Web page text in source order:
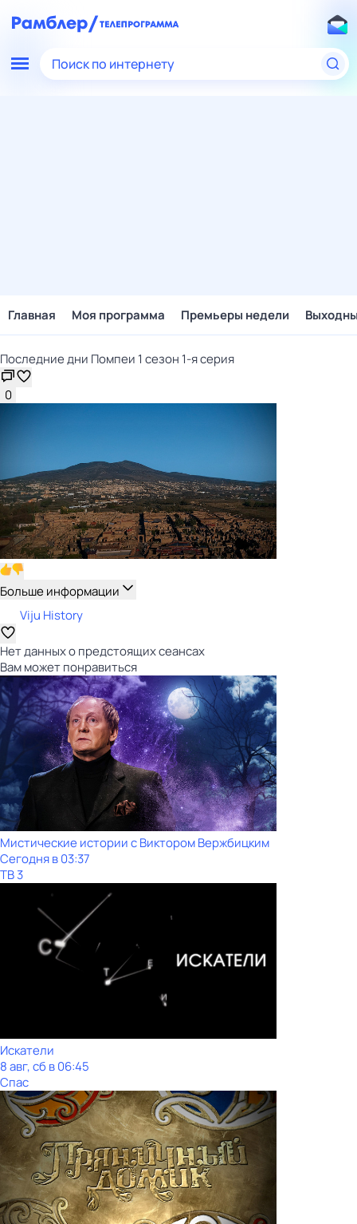
Поиск по интернету
Главная Моя программа Премьеры недели
Последние дни Помпеи 1 сезон 1-я серия
0
Больше информации
Viju History
Нет данных о предстоящих сеансах
Вам может понравиться
Мистические истории с Виктoром Bержбицким
Сегодня в 03:37
ТВ 3
Искатели
8 авг, сб в 06:45
Спас